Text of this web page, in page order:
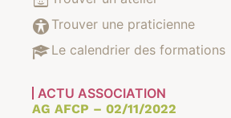
Trouver une praticienne
Le calendrier des formations
ACTU ASSOCIATION
AG AFCP – 02/11/2022